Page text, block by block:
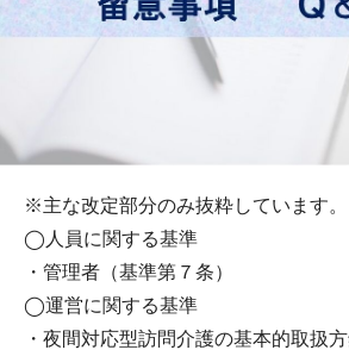
※主な改定部分のみ抜粋しています。
◯人員に関する基準
・管理者（基準第７条）
◯運営に関する基準
・夜間対応型訪問介護の基本的取扱